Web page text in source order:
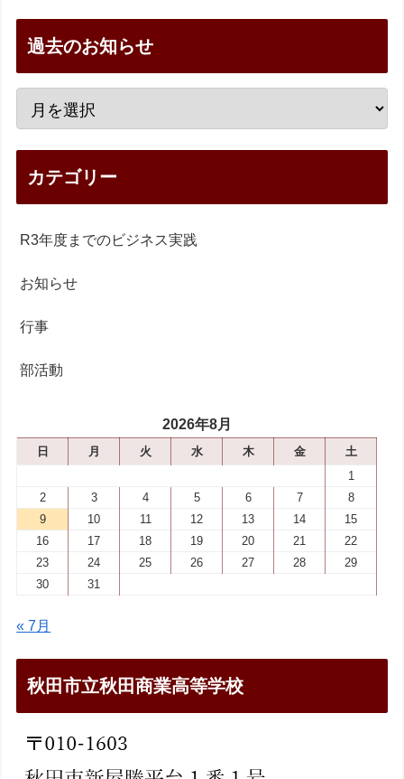
過去のお知らせ
カテゴリー
R3年度までのビジネス実践
お知らせ
行事
部活動
2026年8月
日 月 火 水 木 金
土
1
2
3 4 5 6 7
8
9
10 11 12 13 14
15
16
17 18 19 20 21
22
23
24 25 26 27 28
29
30
31
« 7月
秋田市立秋田商業高等学校